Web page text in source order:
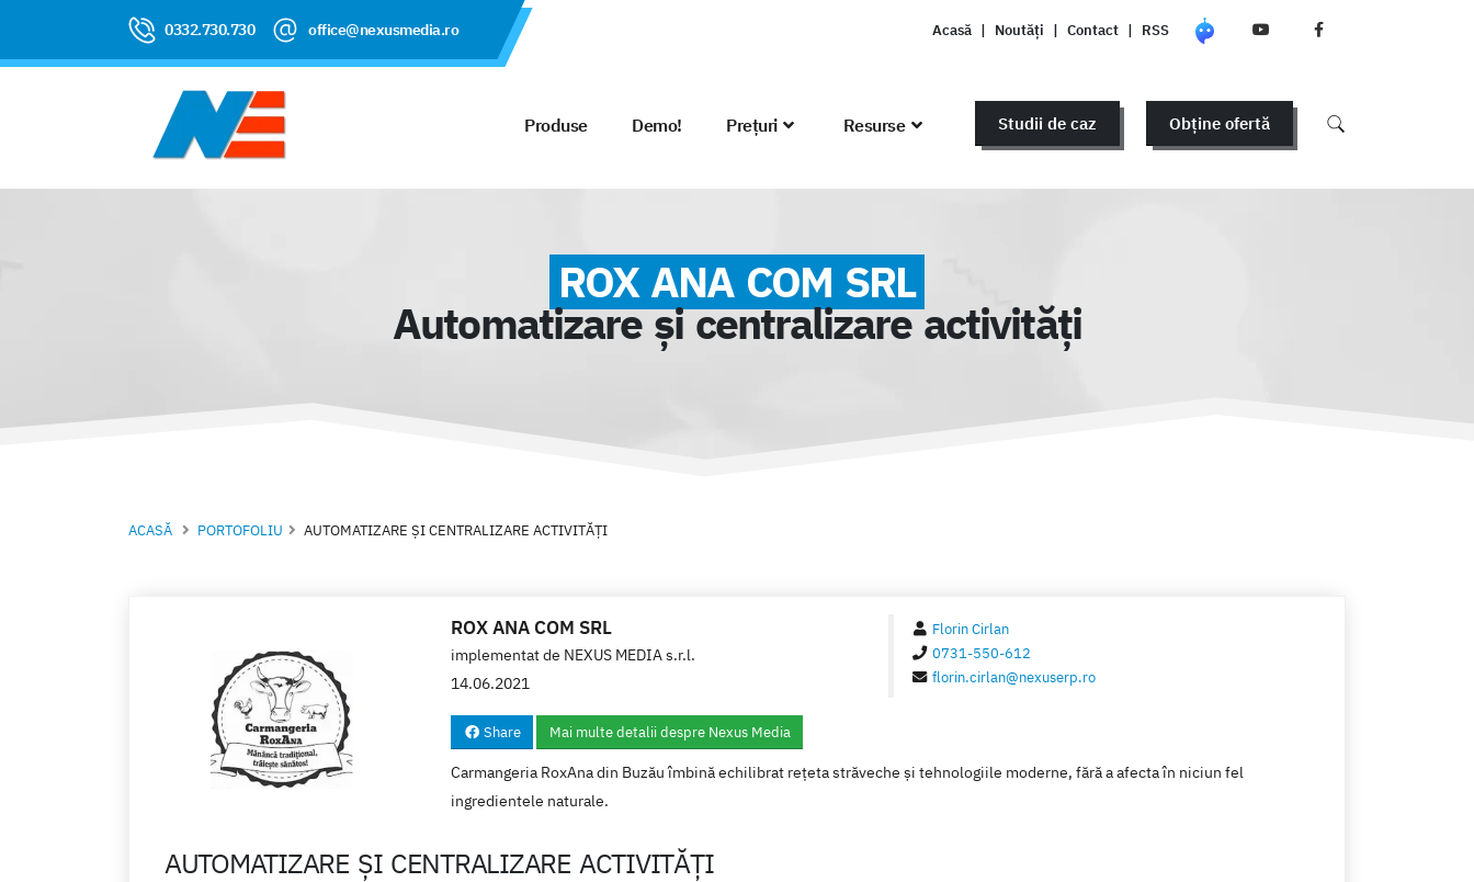
0332.730.730 office@nexusmedia.ro Acasă | Noutăți | Contact | RSS
Produse Demo! Prețuri Resurse Studii de caz Obține ofertă
ROX ANA COM SRL
Automatizare și centralizare activități
ACASĂ PORTOFOLIU AUTOMATIZARE ȘI CENTRALIZARE ACTIVITĂȚI
ROX ANA COM SRL
implementat de NEXUS MEDIA s.r.l.
14.06.2021
Florin Cirlan
0731-550-612
florin.cirlan@nexuserp.ro
Share Mai multe detalii despre Nexus Media
Carmangeria RoxAna din Buzău îmbină echilibrat rețeta străveche și tehnologiile moderne, fără a afecta în niciun fel
ingredientele naturale.
AUTOMATIZARE ȘI CENTRALIZARE ACTIVITĂȚI